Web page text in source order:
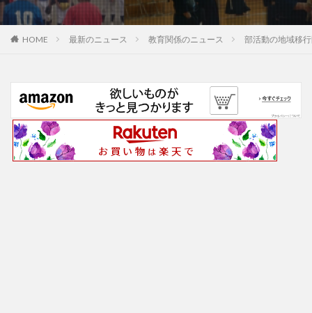
HOME 最新のニュース 教育関係のニュース 部活動の地域移